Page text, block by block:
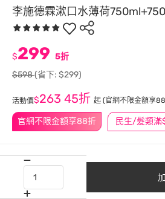
李施德霖漱口水薄荷
官網不限金額享88折
$299 5折
$598(省下: $299)
活動價$263 45折 起 (官網不限金額享